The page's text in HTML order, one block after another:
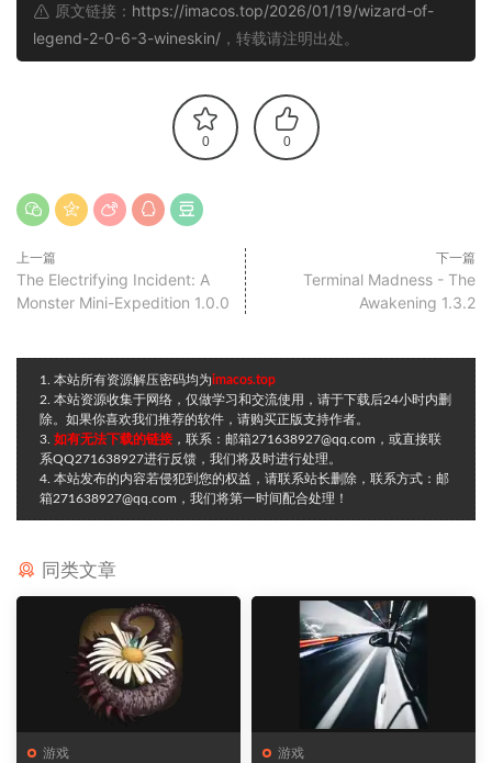
原文链接： https://imacos.top/2026/01/19/wizard-of-
legend-2-0-6-3-wineskin/ ，转载请注明出处。
0 0
上一篇
The Electrifying Incident: A
Monster Mini-Expedition 1.0.0
下一篇
Terminal Madness - The
Awakening 1.3.2
1. 本站所有资源解压密码均为imacos.top
2. 本站资源收集于网络，仅做学习和交流使用，请于下载后24小时内删
除。如果你喜欢我们推荐的软件，请购买正版支持作者。
3. 如有无法下载的链接 ，联系：邮箱271638927@qq.com，或直接联
系QQ271638927进行反馈，我们将及时进行处理。
4. 本站发布的内容若侵犯到您的权益，请联系站长删除，联系方式：邮
箱271638927@qq.com，我们将第一时间配合处理！
同类文章
游戏 游戏